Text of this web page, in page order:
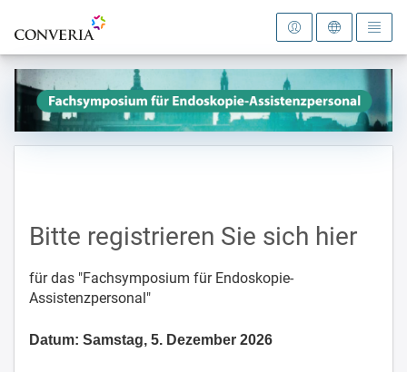
Zur Startseite
Bitte registrieren Sie sich hier
für das "Fachsymposium für Endoskopie-
Assistenzpersonal"
Datum: Samstag, 5. Dezember 2026